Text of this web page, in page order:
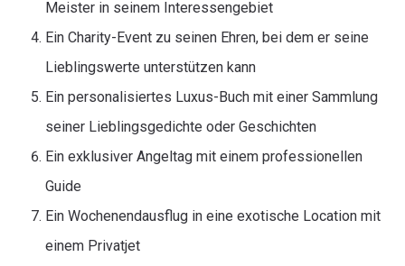
Meister in seinem Interessengebiet
Ein Charity-Event zu seinen Ehren, bei dem er seine
Lieblingswerte unterstützen kann
Ein personalisiertes Luxus-Buch mit einer Sammlung
seiner Lieblingsgedichte oder Geschichten
Ein exklusiver Angeltag mit einem professionellen
Guide
Ein Wochenendausflug in eine exotische Location mit
einem Privatjet